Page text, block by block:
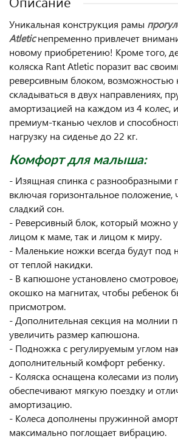
Уникальная конструкция рамы
Atleticнепременно привлечет
новому приобретению! Кроме того,
коляска Rant Atletiс поразит вас
реверсивным блоком, возможностью
складываться в двух направлениях,
амортизацией на каждом из 4 колес,
премиум-тканью чехлов и
нагрузку на сиденье до 22 кг.
Комфорт для малыша:
- Изящная спинка с разнообразными
включая горизонтальное положение,
сладкий сон.
- Реверсивный блок, который можно
лицом к маме, так и лицом к миру.
- Маленькие ножки всегда будут под
от теплой накидки.
- В капюшоне установлено
окошко на магнитах, чтобы ребенок
присмотром.
- Дополнительная секция на молнии
увеличить размер капюшона.
- Подножка с регулируемым углом
дополнительный комфорт ребенку.
- Коляска оснащена колесами из
обеспечивают мягкую поездку и
амортизацию.
- Колеса дополнены пружинной
максимально поглощает вибрацию.